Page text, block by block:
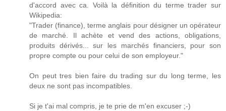
d'accord avec ca. Voilà la définition du terme trader sur
Wikipedia:
"Trader (finance), terme anglais pour désigner un opérateur
de marché. Il achète et vend des actions, obligations,
produits dérivés... sur les marchés financiers, pour son
propre compte ou pour celui de son employeur."
On peut tres bien faire du trading sur du long terme, les
deux ne sont pas incompatibles.
Si je t'ai mal compris, je te prie de m'en excuser ;-)